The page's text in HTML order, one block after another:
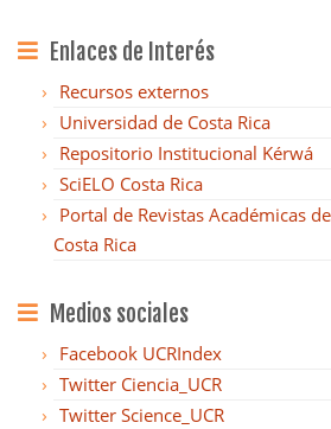
Enlaces de Interés
Recursos externos
Universidad de Costa Rica
Repositorio Institucional Kérwá
SciELO Costa Rica
Portal de Revistas Académicas
Costa Rica
Medios sociales
Facebook UCRIndex
Twitter Ciencia_UCR
Twitter Science_UCR